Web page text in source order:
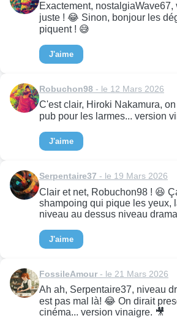
Exactement, nostalgiaWave67,
juste ! 😂 Sinon, bonjour les
piquent ! 😅
J'aime
Robuchon98 - le 12 Mars 2026
C'est clair, Hiroki Nakamura,
pub pour les larmes... version
J'aime
Serpentaire37 - le 19 Mars 2026
Clair et net, Robuchon98 ! 😆
shampoing qui pique les yeux,
niveau au dessus niveau
J'aime
FossileAmour - le 21 Mars 2026
Ah ah, Serpentaire37, niveau
est pas mal là! 😂 On dirait
cinéma... version vinaigre. 🎥